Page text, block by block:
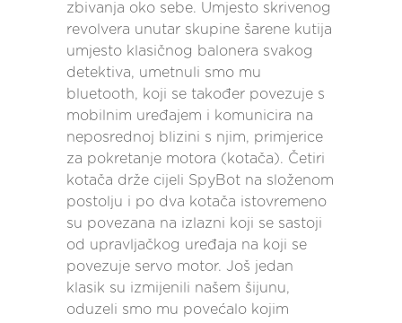
zbivanja oko sebe. Umjesto skrivenog
revolvera unutar skupine šarene kutija
umjesto klasičnog balonera svakog
detektiva, umetnuli smo mu
bluetooth, koji se također povezuje s
mobilnim uređajem i komunicira na
neposrednoj blizini s njim, primjerice
za pokretanje motora (kotača). Četiri
kotača drže cijeli SpyBot na složenom
postolju i po dva kotača istovremeno
su povezana na izlazni koji se sastoji
od upravljačkog uređaja na koji se
povezuje servo motor. Još jedan
klasik su izmijenili našem šijunu,
oduzeli smo mu povećalo kojim